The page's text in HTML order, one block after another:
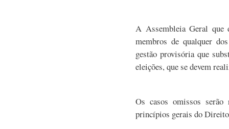
A Assembleia Geral
membros de qualquer
gestão provisória que
eleições, que se devem
Os casos omissos
princípios gerais do